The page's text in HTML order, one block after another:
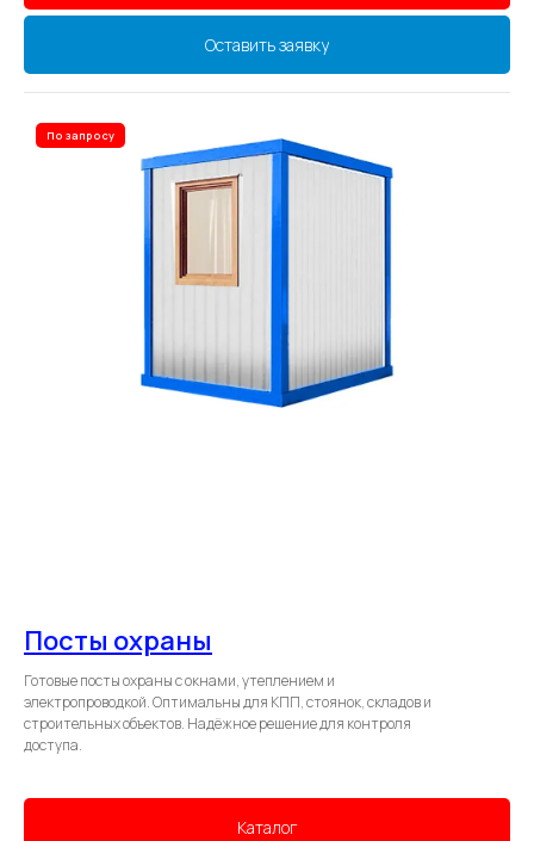
Оставить заявку
По запросу
Посты охраны
Готовые посты охраны с окнами, утеплением и
электропроводкой. Оптимальны для КПП, стоянок, складов и
строительных объектов. Надёжное решение для контроля
доступа.
Каталог